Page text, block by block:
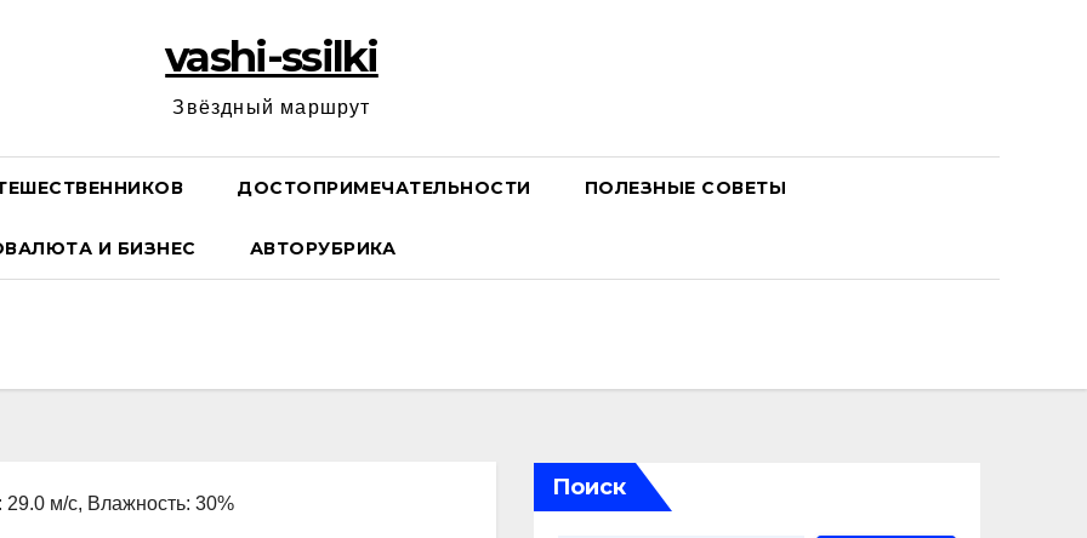
vashi-ssilki
Звёздный маршрут
ДОСТОПРИМЕЧАТЕЛЬНОСТИ ПОЛЕЗНЫЕ СОВЕТЫ
И БИЗНЕС АВТОРУБРИКА
м/с, Влажность: 30%
Поиск